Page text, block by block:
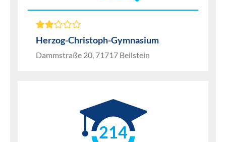
Herzog-Christoph-Gymnasium
Dammstraße 20, 71717 Beilstein
214